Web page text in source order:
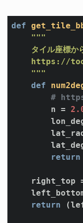
def
"""
タイル座標か
https://
    """
def
#
        n =
return
right_top
return